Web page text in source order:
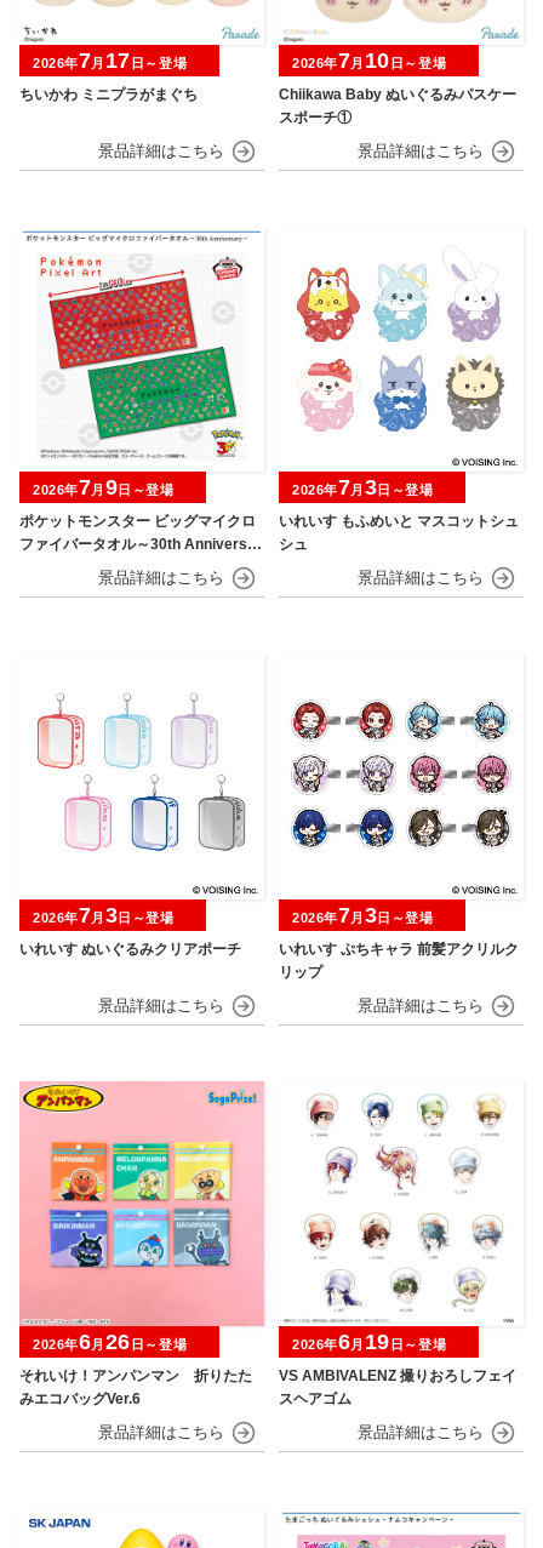
ちいかわ ミニプラがまぐち
2026年7月 17 日～登場
Chiikawa Baby ぬいぐるみパスケー
スポーチ①
2026年7月 10 日～登場
ポケットモンスター ビッグマイクロ
ファイバータオル～30th Anniversar
2026年7月 9 日～登場
いれいす もふめいと マスコットシュ
シュ
2026年7月 3 日～登場
いれいす ぬいぐるみクリアポーチ
2026年7月 3日～登場
いれいす ぷちキャラ 前髪アクリルク
リップ
2026年7月 3日～登場
それいけ！アンパンマン 折りたた
みエコバッグVer.6
2026年6月 26 日～登場
VS AMBIVALENZ 撮りおろしフェイ
スヘアゴム
2026年6月 19 日～登場